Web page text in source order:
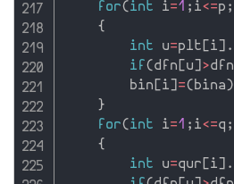
for(int i=1 ; i<=p ;
{
int u=plt [i] .
if (dfn [u] >dfn
        bin
[i] =(bina)
}
for(int i=1 ; i<=q ;
{
int u=qur [i] .